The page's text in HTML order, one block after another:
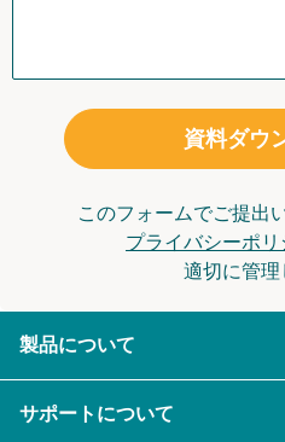
資料ダウ
このフォームでご提出
プライバシーポリ
適切に管理
製品について
サポートについて